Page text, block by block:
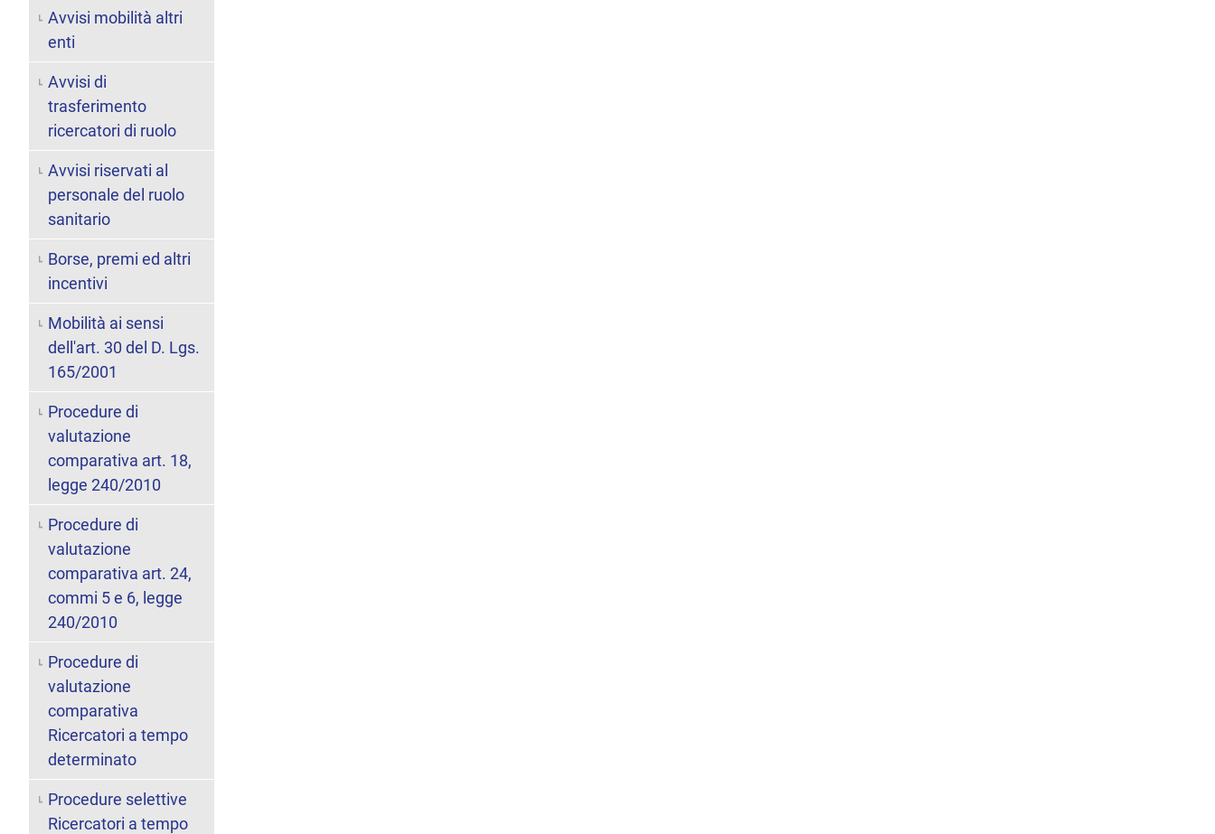
Avvisi mobilità altri
enti
Avvisi di
trasferimento
ricercatori di ruolo
Avvisi riservati al
personale del ruolo
sanitario
Borse, premi ed altri
incentivi
Mobilità ai sensi
dell'art. 30 del D. Lgs.
165/2001
Procedure di
valutazione
comparativa art. 18,
legge 240/2010
Procedure di
valutazione
comparativa art. 24,
commi 5 e 6, legge
240/2010
Procedure di
valutazione
comparativa
Ricercatori a tempo
determinato
Procedure selettive
Ricercatori a tempo